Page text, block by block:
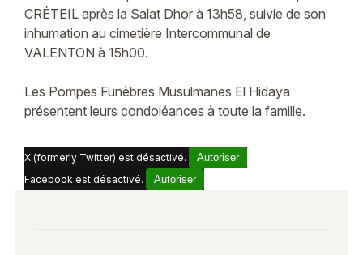
CRÉTEIL après la Salat Dhor à 13h58, suivie de son
inhumation au cimetière Intercommunal de
VALENTON à 15h00.
Les Pompes Funèbres Musulmanes El Hidaya
présentent leurs condoléances à toute la famille.
X (formerly Twitter) est désactivé.
Autoriser
Facebook est désactivé.
Autoriser